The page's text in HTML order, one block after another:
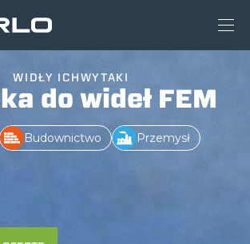
WIDŁY ICHWYTAKI
do wideł FEM
Budownictwo Przemysł